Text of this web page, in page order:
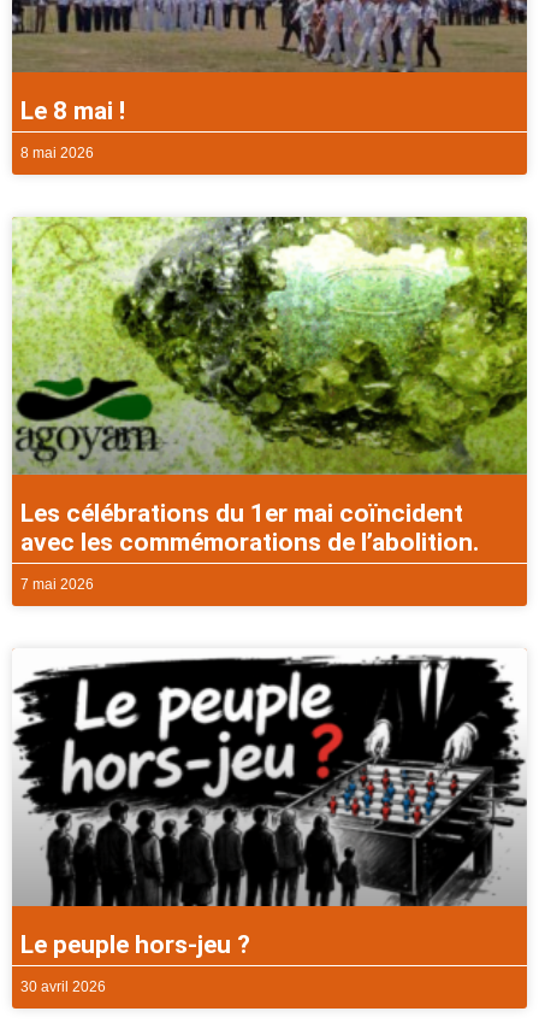
Le 8 mai !
8 mai 2026
Les célébrations du 1er mai coïncident
avec les commémorations de l’abolition.
7 mai 2026
Le peuple hors-jeu ?
30 avril 2026